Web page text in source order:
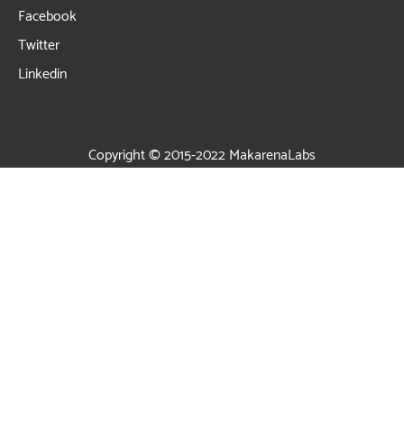
Facebook
Twitter
Linkedin
Copyright © 2015-2022MakarenaLabs